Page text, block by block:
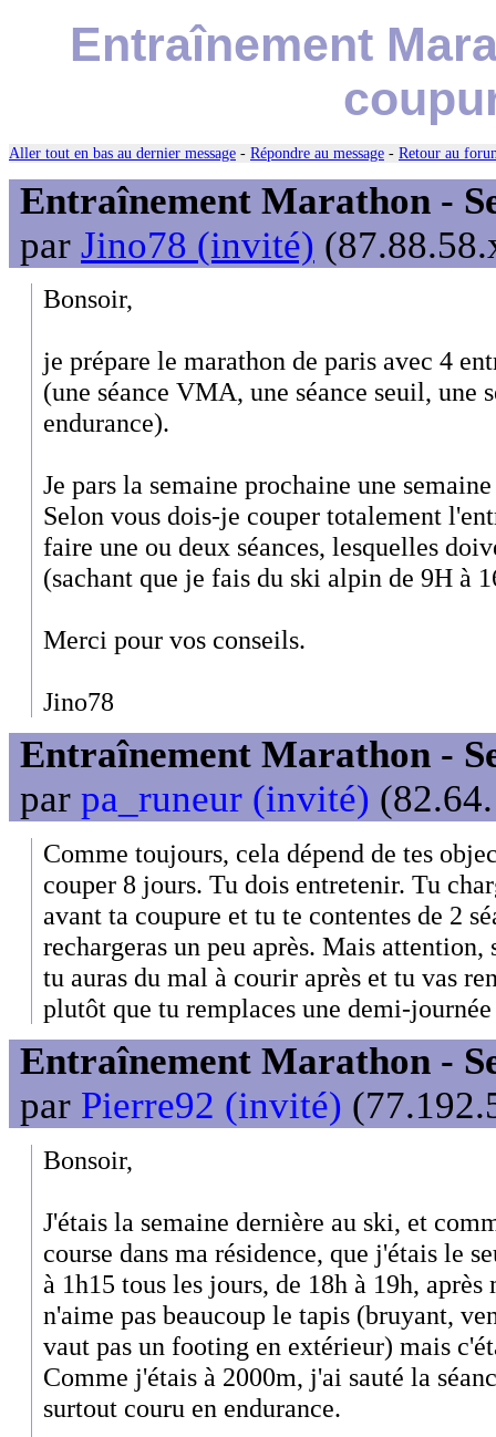
Entraînement
Aller tout en bas au dernier message - Répondre au message - Retour au
Entraînement Marathon -
par Jino78 (invité)
Bonsoir,
je prépare le marathon de paris avec 4
(une séance VMA, une séance seuil, une
endurance).
Je pars la semaine prochaine une
Selon vous dois-je couper totalement
faire une ou deux séances, lesquelles
(sachant que je fais du ski alpin de 9H à
Merci pour vos conseils.
Jino78
Entraînement Marathon -
par pa_runeur (invité)
Comme toujours, cela dépend de tes
couper 8 jours. Tu dois entretenir. Tu
avant ta coupure et tu te contentes de 2
rechargeras un peu après. Mais
tu auras du mal à courir après et tu vas
plutôt que tu remplaces une demi-
Entraînement Marathon -
par Pierre92 (invité)
Bonsoir,
J'étais la semaine dernière au ski, et
course dans ma résidence, que j'étais le
à 1h15 tous les jours, de 18h à 19h,
n'aime pas beaucoup le tapis (bruyant,
vaut pas un footing en extérieur) mais
Comme j'étais à 2000m, j'ai sauté la
surtout couru en endurance.